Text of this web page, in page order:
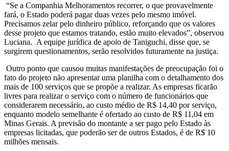
“Se a Companhia Melhoramentos recorrer, o que provavelmente
fará, o Estado poderá pagar duas vezes pelo mesmo imóvel.
Precisamos zelar pelo dinheiro público, reforçando que os valores
desse projeto que estamos tratando, estão muito elevados”, observou
Luciana. A equipe jurídica de apoio de Taniguchi, disse que, se
surgirem questionamentos, serão resolvidos futuramente na justiça.
Outro ponto que causou muitas manifestações de preocupação foi o
fato do projeto não apresentar uma planilha com o detalhamento dos
mais de 100 serviços que se propõe a realizar. As empresas ficarão
livres para realizar o serviço com o número de funcionários que
considerarem necessário, ao custo médio de R$ 14,40 por serviço,
enquanto modelo semelhante é ofertado ao custo de R$ 11,04 em
Minas Gerais. A previsão do montante a ser pago pelo Estado às
empresas licitadas, que poderão ser de outros Estados, é de R$ 10
milhões mensais.